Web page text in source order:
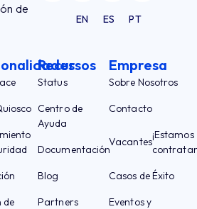
de
EN ES PT
de
Recursos
Status
Centro de
Ayuda
Documentación
Blog
Partners
Empresa
Sobre Nosotros
Contacto
Vacantes
¡Estamos
Casos de Éxito
Eventos y